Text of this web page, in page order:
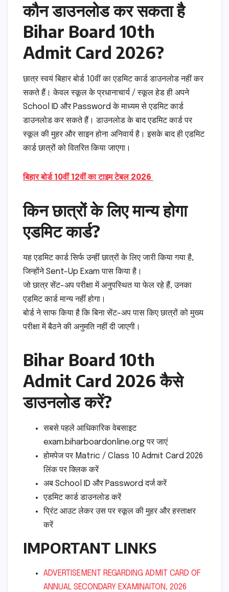
कौन डाउनलोड कर सकता है
Bihar Board 10th
Admit Card 2026?
छात्र स्वयं बिहार बोर्ड 10वीं का एडमिट कार्ड डाउनलोड नहीं कर
सकते हैं। केवल स्कूल के प्रधानाचार्य / स्कूल हेड ही अपने
School ID और Password के माध्यम से एडमिट कार्ड
डाउनलोड कर सकते हैं। डाउनलोड के बाद एडमिट कार्ड पर
स्कूल की मुहर और साइन होना अनिवार्य है। इसके बाद ही एडमिट
कार्ड छात्रों को वितरित किया जाएगा।
बिहार बोर्ड 10वीं 12वीं का टाइम टेबल 2026
किन छात्रों के लिए मान्य होगा
एडमिट कार्ड?
यह एडमिट कार्ड सिर्फ उन्हीं छात्रों के लिए जारी किया गया है,
जिन्होंने Sent-Up Exam पास किया है।
जो छात्र सेंट-अप परीक्षा में अनुपस्थित या फेल रहे हैं, उनका
एडमिट कार्ड मान्य नहीं होगा।
बोर्ड ने साफ किया है कि बिना सेंट-अप पास किए छात्रों को मुख्य
परीक्षा में बैठने की अनुमति नहीं दी जाएगी।
Bihar Board 10th
Admit Card 2026 कैसे
डाउनलोड करें?
सबसे पहले आधिकारिक वेबसाइट
exam.biharboardonline.org पर जाएं
होमपेज पर Matric / Class 10 Admit Card 2026
लिंक पर क्लिक करें
अब School ID और Password दर्ज करें
एडमिट कार्ड डाउनलोड करें
प्रिंट आउट लेकर उस पर स्कूल की मुहर और हस्ताक्षर
करें
IMPORTANT LINKS
ADVERTISEMENT REGARDING ADMIT CARD OF
ANNUAL SECONDARY EXAMINAITON, 2026